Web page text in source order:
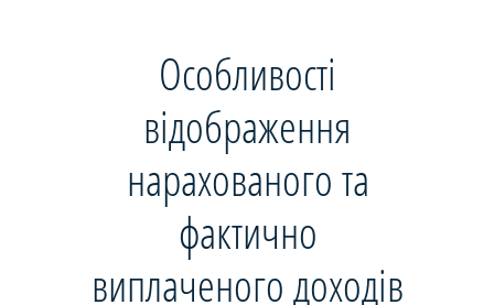
Особливості
відображення
нарахованого та
фактично
виплаченого доходів